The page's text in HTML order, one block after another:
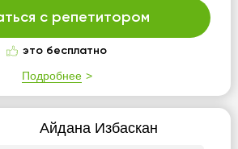
с репетитором
это бесплатно
Подробнее
Айдана Избаскан